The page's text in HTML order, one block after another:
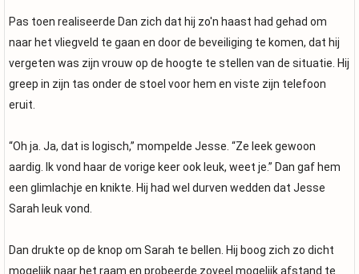
Pas toen realiseerde Dan zich dat hij zo'n haast had gehad om
naar het vliegveld te gaan en door de beveiliging te komen, dat hij
vergeten was zijn vrouw op de hoogte te stellen van de situatie. Hij
greep in zijn tas onder de stoel voor hem en viste zijn telefoon
eruit.
“Oh ja. Ja, dat is logisch,” mompelde Jesse. “Ze leek gewoon
aardig. Ik vond haar de vorige keer ook leuk, weet je.” Dan gaf hem
een glimlachje en knikte. Hij had wel durven wedden dat Jesse
Sarah leuk vond.
Dan drukte op de knop om Sarah te bellen. Hij boog zich zo dicht
mogelijk naar het raam en probeerde zoveel mogelijk afstand te